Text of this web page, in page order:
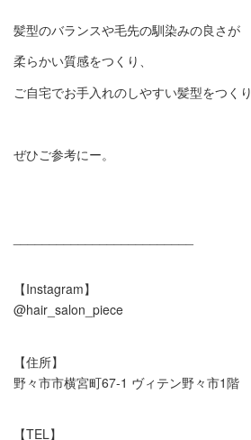
髪型のバランスや毛先の馴染みの良さが
柔らかい質感をつくり、
ご自宅でお手入れのしやすい髪型をつくり
ぜひご参考にー。
【Instagram】
@hair_salon_piece
【住所】
野々市市横宮町67-1 ヴィテン野々市1階
【TEL】